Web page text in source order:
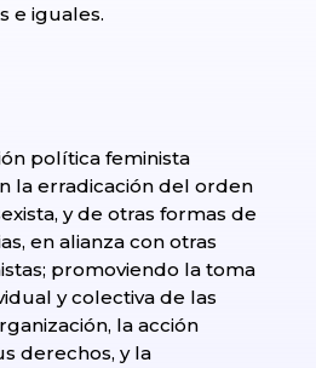
e iguales.
política feminista
la erradicación del orden
y de otras formas de
en alianza con otras
promoviendo la toma
y colectiva de las
la acción
derechos, y la